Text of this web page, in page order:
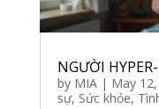
NGƯỜI
by MIA| May
sự, Sức khỏe,